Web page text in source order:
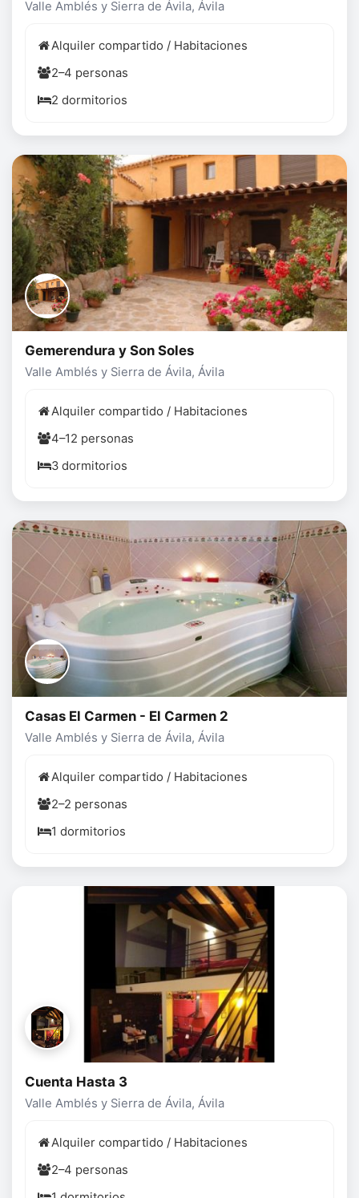
Valle Amblés y Sierra de Ávila, Ávila
Alquiler compartido / Habitaciones
2–4 personas
2 dormitorios
Gemerendura y Son Soles
Valle Amblés y Sierra de Ávila, Ávila
Alquiler compartido / Habitaciones
4–12 personas
3 dormitorios
Casas El Carmen - El Carmen 2
Valle Amblés y Sierra de Ávila, Ávila
Alquiler compartido / Habitaciones
2–2 personas
1 dormitorios
Cuenta Hasta 3
Valle Amblés y Sierra de Ávila, Ávila
Alquiler compartido / Habitaciones
2–4 personas